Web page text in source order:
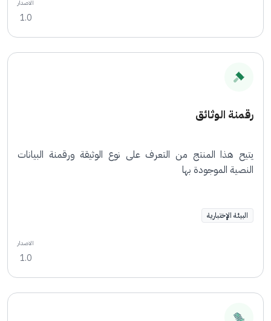
الاصدار
1.0
رقمنة الوثائق
يتيح هذا المنتج من التعرف على نوع الوثيقة ورقمنة البيانات
النصية الموجودة بها
البيئة الإختبارية
الاصدار
1.0